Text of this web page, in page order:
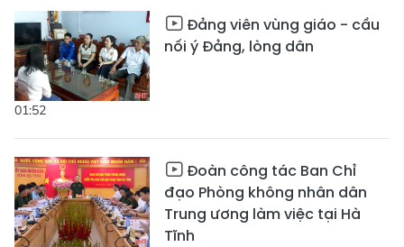
01:52
Đảng viên vùng giáo - cầu
nối ý Đảng, lòng dân
Đoàn công tác Ban Chỉ
đạo Phòng không nhân dân
Trung ương làm việc tại Hà
Tĩnh